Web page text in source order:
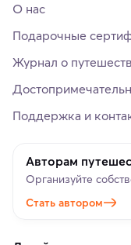
О нас
Подарочные
Журнал о
Поддержка и
Авторам
Организуйте
Стать автором